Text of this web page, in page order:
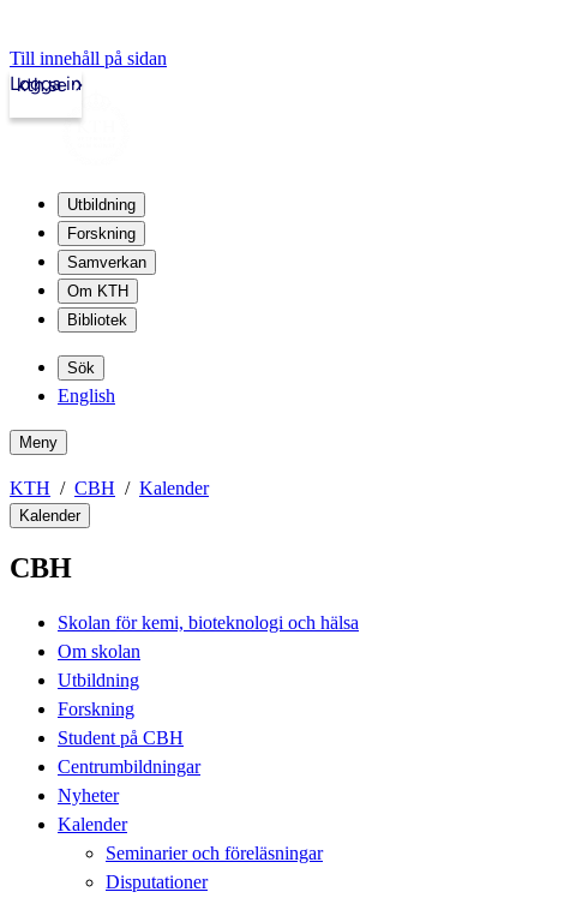
Till innehåll på sidan
kth.se
Logga in
Utbildning
Forskning
Samverkan
Om KTH
Bibliotek
Sök
English
Meny
KTH CBH Kalender
Kalender
CBH
Skolan för kemi, bioteknologi och hälsa
Om skolan
Utbildning
Forskning
Student på CBH
Centrumbildningar
Nyheter
Kalender
Seminarier och föreläsningar
Disputationer